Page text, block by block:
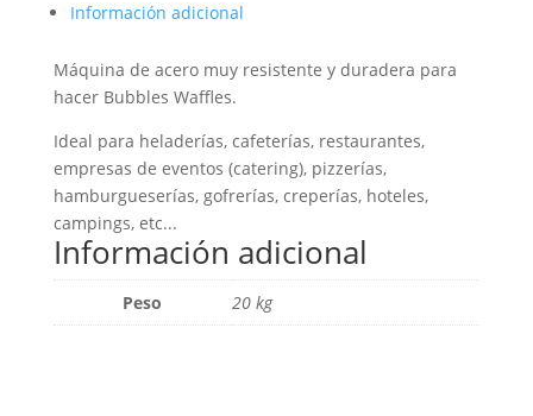
Información adicional
Máquina de acero muy resistente y duradera para
hacer Bubbles Waffles.
Ideal para heladerías, cafeterías, restaurantes,
empresas de eventos (catering), pizzerías,
hamburgueserías, gofrerías, creperías, hoteles,
campings, etc...
Información adicional
Peso 20 kg